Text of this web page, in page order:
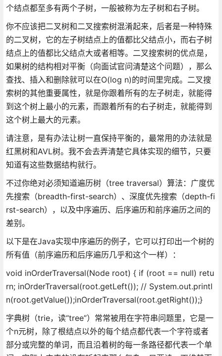
个结点都至多有两个子树，一般被称为左子树和右子树。
你不应该把二叉树和二叉搜索树混淆起来，后者是一种特殊
的二叉树，它的左子树结点上的值都比父结点小，而右子树
结点上的值都比父结点大或者相等。二叉搜索树的优点是，
如果树的结构相对平衡（向面试官问清楚这个问题），那么
查找、插入和删除就可以在O(log n)的时间里完成。二叉搜
索树的其他重要属性，就是你跟着所有的左子树走，就能得
到这个树上最小的元素，而跟着所有的右子树走，就能得到
这个树上最大的元素。
请注意，是有办法让树一直保持平衡的，最常用的办法就是
红黑树和AVL树。我不会去弄清楚它具体实现的细节，只要
知道有这些数据结构就行。
不过你绝对必须知道遍历树（tree traversal）算法：广度优
先搜索（breadth-first-search）、深度优先搜索（depth-fi
rst-search），以及中序遍历、后序遍历和前序遍历之间的
差别。
以下是在Java实现中序遍历的例子，它可以打印出一个树的
所有值（前序遍历和后序遍历几乎和这个一样）：
void inOrderTraversal(Node root) { if (root == null) retu
rn; inOrderTraversal(root.getLeft()); // System.out.printl
n(root.getValue());inOrderTraversal(root.getRight());}
字典树（trie，读“tree”）常常被用在字符串问题里，它是一
个n元树，除了根结点以外的每个结点都代表一个字符或者
部分或完整的单词，而且沿着树的每一条路径都代表一个单